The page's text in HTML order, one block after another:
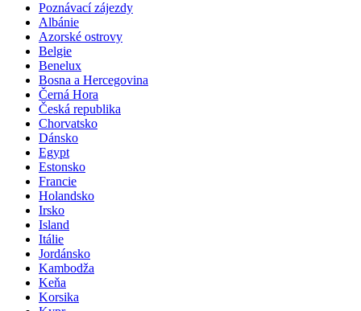
Poznávací zájezdy
Albánie
Azorské ostrovy
Belgie
Benelux
Bosna a Hercegovina
Černá Hora
Česká republika
Chorvatsko
Dánsko
Egypt
Estonsko
Francie
Holandsko
Irsko
Island
Itálie
Jordánsko
Kambodža
Keňa
Korsika